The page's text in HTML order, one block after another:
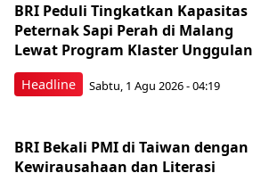
Headline
BRI Peduli Tingkatkan Kapasitas
Peternak Sapi Perah di Malang
Lewat Program Klaster Unggulan
Sabtu, 1 Agu 2026 - 04:19
BRI Bekali PMI di Taiwan dengan
Kewirausahaan dan Literasi